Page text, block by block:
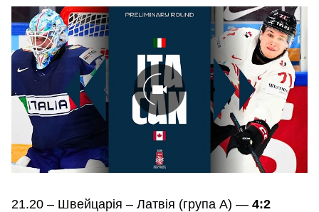
21.20 – Швейцарія – Латвія (група А) — 4:2